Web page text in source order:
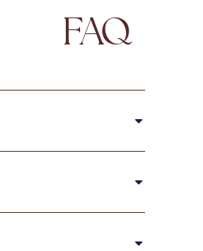
FAQ